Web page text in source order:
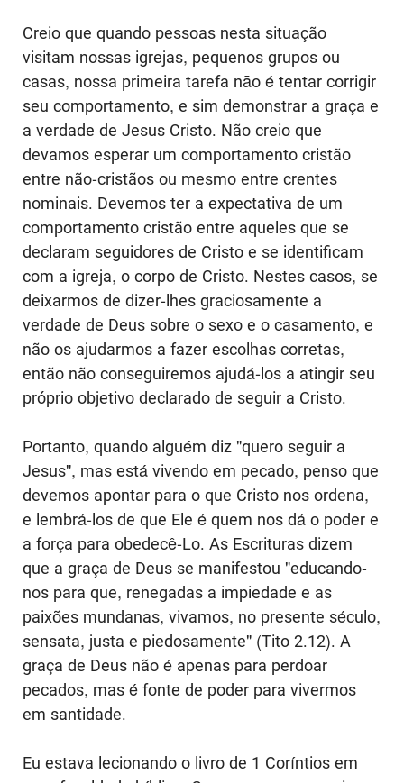
Creio que quando pessoas nesta situação
visitam nossas igrejas, pequenos grupos ou
casas, nossa primeira tarefa nāo é tentar corrigir
seu comportamento, e sim demonstrar a graça e
a verdade de Jesus Cristo. Não creio que
devamos esperar um comportamento cristão
entre não-cristãos ou mesmo entre crentes
nominais. Devemos ter a expectativa de um
comportamento cristão entre aqueles que se
declaram seguidores de Cristo e se identificam
com a igreja, o corpo de Cristo. Nestes casos, se
deixarmos de dizer-lhes graciosamente a
verdade de Deus sobre o sexo e o casamento, e
não os ajudarmos a fazer escolhas corretas,
então não conseguiremos ajudá-los a atingir seu
próprio objetivo declarado de seguir a Cristo.
Portanto, quando alguém diz "quero seguir a
Jesus", mas está vivendo em pecado, penso que
devemos apontar para o que Cristo nos ordena,
e lembrá-los de que Ele é quem nos dá o poder e
a força para obedecê-Lo. As Escrituras dizem
que a graça de Deus se manifestou "educando-
nos para que, renegadas a impiedade e as
paixões mundanas, vivamos, no presente século,
sensata, justa e piedosamente" (Tito 2.12). A
graça de Deus não é apenas para perdoar
pecados, mas é fonte de poder para vivermos
em santidade.
Eu estava lecionando o livro de 1 Coríntios em